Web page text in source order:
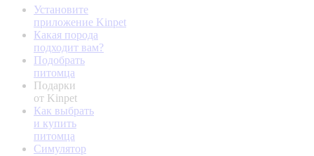
Установите
приложение Kinpet
Какая порода
подходит вам?
Подобрать
питомца
Подарки
от Kinpet
Как выбрать
и купить
питомца
Симулятор